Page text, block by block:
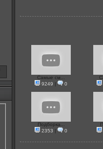
Самые см...
9249 | 0
Подборка...
2353 | 0